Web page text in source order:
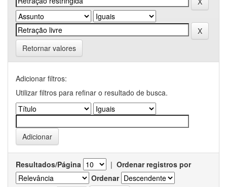
Retornar valores
Adicionar filtros:
Utilizar filtros para refinar o resultado de busca.
Resultados/Página | Ordenar registros por
Ordenar